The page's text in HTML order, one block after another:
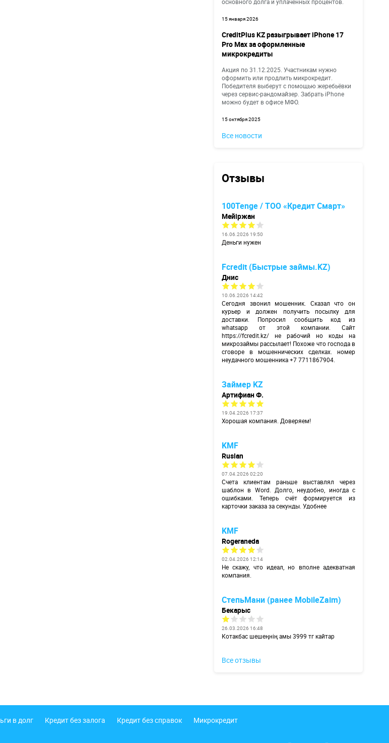
15 января 2026
CreditPlus KZ разыгрывает iPhone 17
Pro Max за оформленные
микрокредиты
Акция по 31.12.2025. Участникам нужно
оформить или продлить микрокредит.
Победителя выберут с помощью жеребьёвки
через сервис-рандомайзер. Забрать iPhone
можно будет в офисе МФО.
15 октября 2025
Все новости
Отзывы
100Tenge / ТОО «Кредит Смарт»
Мейіржан
16.06.2026 19:50
Деньги нужен
Fcredit (Быстрые займы.KZ)
Днис
10.06.2026 14:42
Сегодня звонил мошенник. Сказал что он
курьер и должен получить посылку для
доставки. Попросил сообщить код из
whatsapp от этой компании. Сайт
https://fcredit.kz/ не рабочий но коды на
микрозаймы рассылает! Похоже что господа в
сговоре в мошеннических сделках. номер
неудачного мошенника +7 7711867904.
Займер KZ
Артифиан Ф.
19.04.2026 17:37
Хорошая компания. Доверяем!
KMF
Ruslan
07.04.2026 02:20
Счета клиентам раньше выставлял через
шаблон в Word. Долго, неудобно, иногда с
ошибками. Теперь счёт формируется из
карточки заказа за секунды. Удобнее
KMF
Rogeraneda
02.04.2026 12:14
Не скажу, что идеал, но вполне адекватная
компания.
СтепьМани (ранее MobileZaim)
Бекарыс
26.03.2026 16:48
Котакбас шешеңнің амы 3999 тг кайтар
Все отзывы
в долг Кредит без залога Кредит без справок Микрокредит